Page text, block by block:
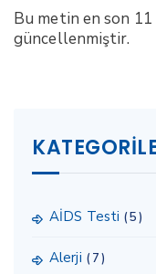
Bu metin en son
güncellenmiştir.
AİDS Testi (5)
Alerji (7)